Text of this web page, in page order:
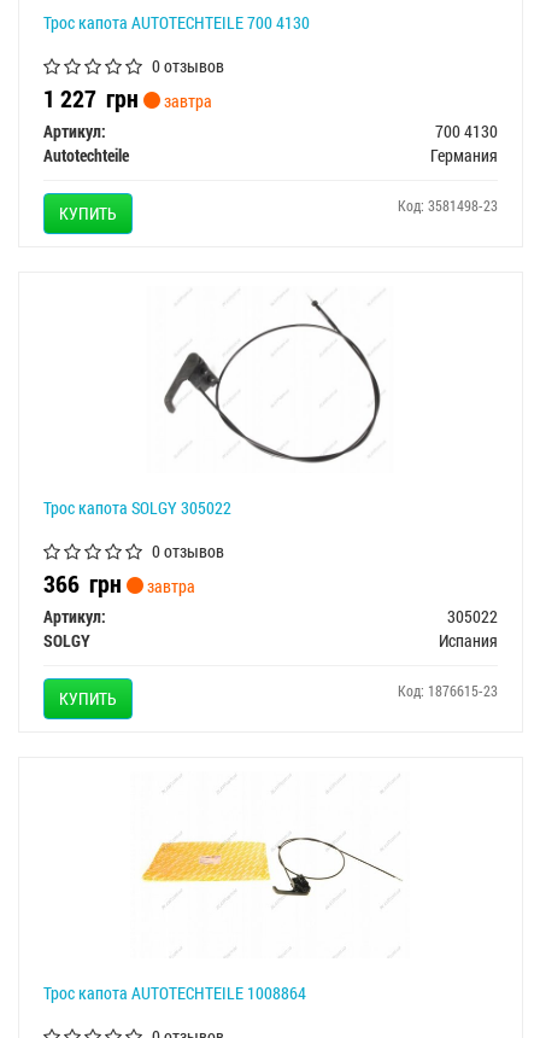
Трос капота AUTOTECHTEILE 700 4130
0 отзывов
1 227 грн
завтра
Артикул:
700 4130
Autotechteile
Германия
КУПИТЬ Код: 3581498-23
Трос капота SOLGY 305022
0 отзывов
366 грн
завтра
Артикул:
305022
SOLGY
Испания
КУПИТЬ Код: 1876615-23
Трос капота AUTOTECHTEILE 1008864